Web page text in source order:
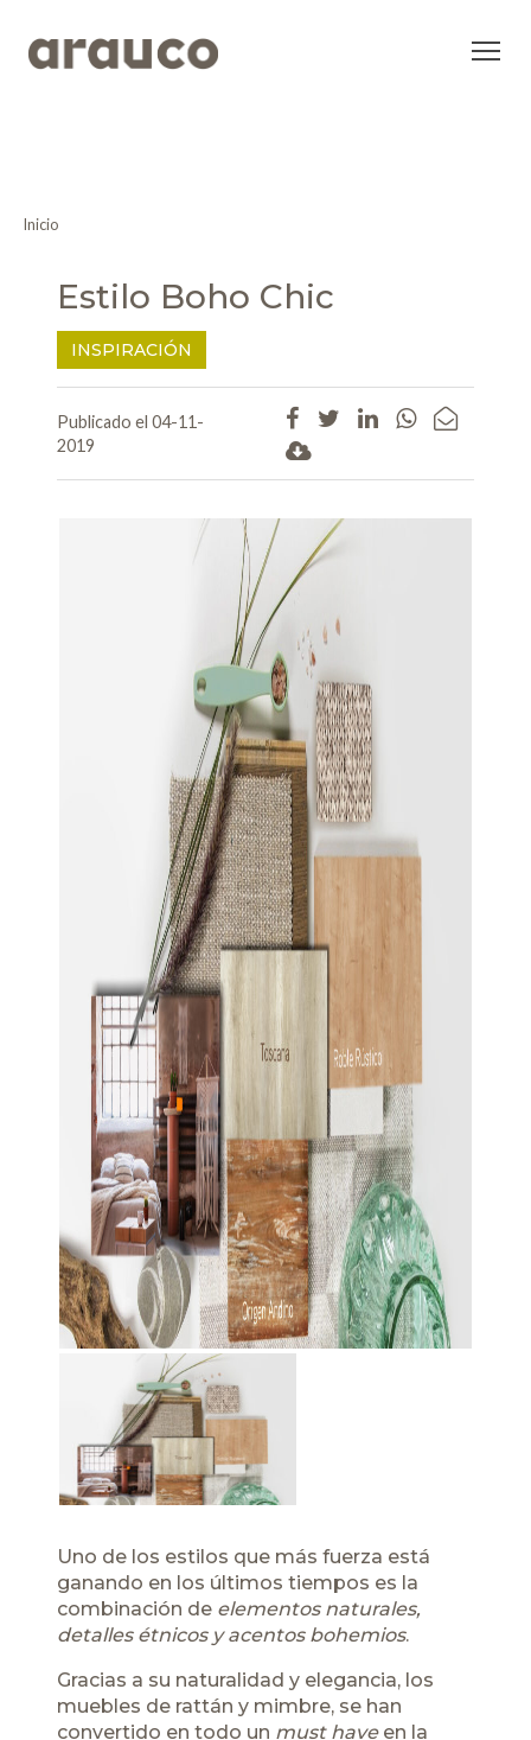
Inicio
Estilo Boho Chic
INSPIRACIÓN
Publicado el 04-11-
2019
Uno de los estilos que más fuerza está
ganando en los últimos tiempos es la
combinación de elementos naturales,
detalles étnicos y acentos bohemios.
Gracias a su naturalidad y elegancia, los
muebles de rattán y mimbre, se han
convertido en todo un must haveen la